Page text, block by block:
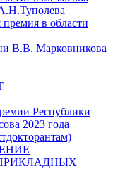
в области
В.В. Марковникова
Республики
2023 года